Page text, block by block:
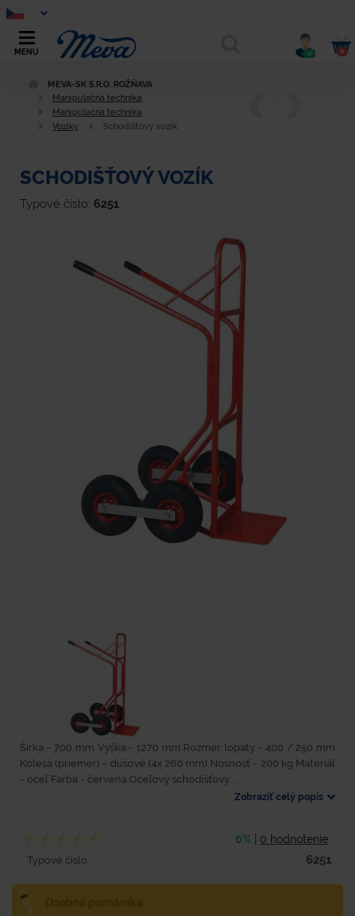
MENU 0 0
MEVA-SK S.R.O. ROŽŇAVA
Manipulačná technika
Manipulačná technika
Vozíky
Schodišťový vozík
SCHODIŠŤOVÝ VOZÍK
Typové číslo: 6251
Šírka - 700 mm Výška - 1270 mm Rozmer lopaty - 400 / 250 mm
Kolesá (priemer) - dušové (4x 260 mm) Nosnosť - 200 kg Materiál
- oceľ Farba - červená Oceľový schodišťový...
Zobraziť celý popis
0% 0 hodnotenie
Typové číslo 6251